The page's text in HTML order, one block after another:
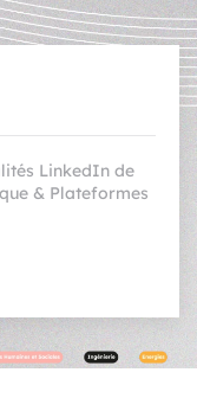
LinkedIn de
& Plateformes